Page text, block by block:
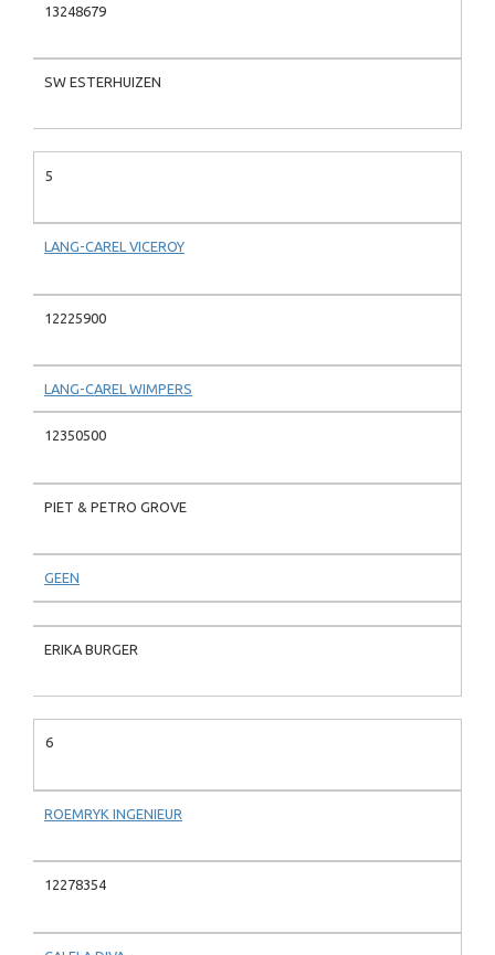
13248679
SW ESTERHUIZEN
5
LANG-CAREL VICEROY
12225900
LANG-CAREL WIMPERS
12350500
PIET & PETRO GROVE
GEEN
ERIKA BURGER
6
ROEMRYK INGENIEUR
12278354